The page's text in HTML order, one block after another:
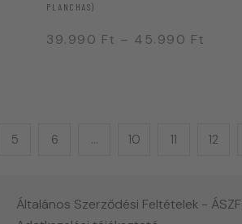
PLANCHAS)
39.990 Ft – 45.990 Ft
5 6 … 10 11 12
Általános Szerződési Feltételek - ÁSZF